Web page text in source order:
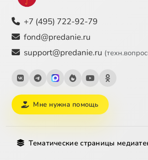
+7 (495) 722-92-79
fond@predanie.ru
support@predanie.ru
Мне нужна помощь
Тематические страницы